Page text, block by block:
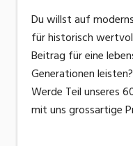
Du willst auf
für historisch
Beitrag für eine
Generationen
Werde Teil unseres
mit uns grossartige